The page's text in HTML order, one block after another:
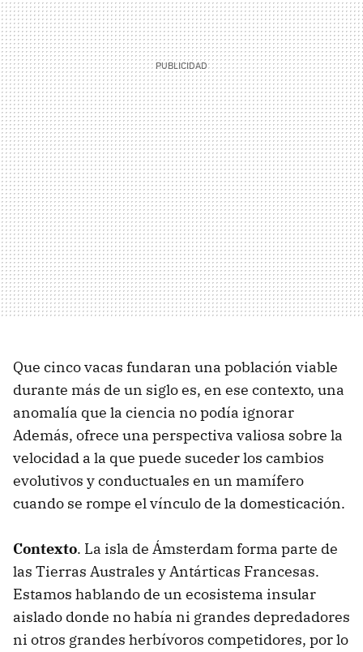
Que cinco vacas fundaran una población viable
durante más de un siglo es, en ese contexto, una
anomalía que la ciencia no podía ignorar
Además, ofrece una perspectiva valiosa sobre la
velocidad a la que puede suceder los cambios
evolutivos y conductuales en un mamífero
cuando se rompe el vínculo de la domesticación.
Contexto. La isla de Ámsterdam forma parte de
las Tierras Australes y Antárticas Francesas.
Estamos hablando de un ecosistema insular
aislado donde no había ni grandes depredadores
ni otros grandes herbívoros competidores, por lo